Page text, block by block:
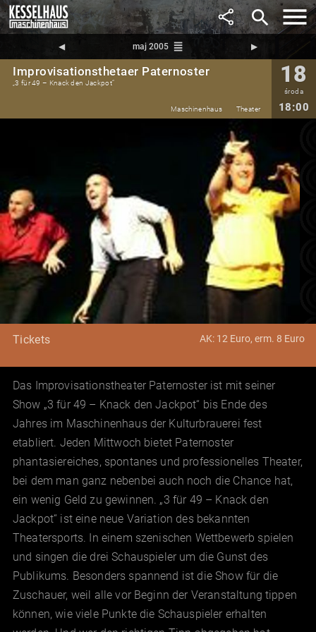
search
◀︎ maj 2005 reorder ▶︎
Improvisationsthetaer Paternoster
„3 für 49 – Knack den Jackpot“ 18
środa
18:00
Maschinenhaus Theater
Tickets AK: 12 Euro, erm. 8 Euro
Das Improvisationstheater Paternoster ist mit seiner
Show „3 für 49 – Knack den Jackpot“ bis Ende des
Jahres im Maschinenhaus der Kulturbrauerei fest
etabliert. Jeden Mittwoch bietet Paternoster
phantasiereiches, spontanes und professionelles Theater,
bei dem man ganz nebenbei auch noch die Chance hat,
ein wenig Geld zu gewinnen. „3 für 49 – Knack den
Jackpot“ ist eine neue Variation des bekannten
Theatersports. In einem szenischen Wettbewerb spielen
und singen die drei Schauspieler um die Gunst des
Publikums. Besonders spannend ist die Show für die
Zuschauer, weil alle vor Beginn der Veranstaltung tippen
können, wie viele Punkte die Schauspieler erhalten